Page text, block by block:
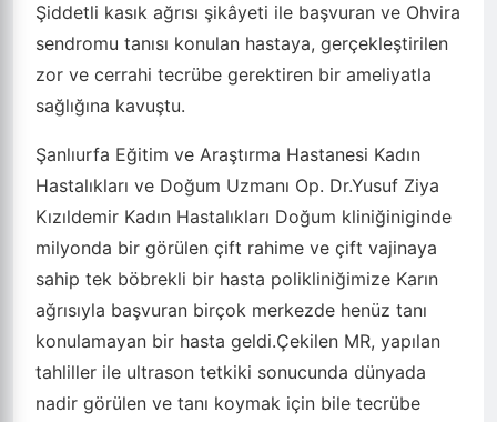
Şiddetli kasık ağrısı şikâyeti ile başvuran ve Ohvira
sendromu tanısı konulan hastaya, gerçekleştirilen
zor ve cerrahi tecrübe gerektiren bir ameliyatla
sağlığına kavuştu.
Şanlıurfa Eğitim ve Araştırma Hastanesi Kadın
Hastalıkları ve Doğum Uzmanı Op. Dr.Yusuf Ziya
Kızıldemir Kadın Hastalıkları Doğum kliniğiniginde
milyonda bir görülen çift rahime ve çift vajinaya
sahip tek böbrekli bir hasta polikliniğimize Karın
ağrısıyla başvuran birçok merkezde henüz tanı
konulamayan bir hasta geldi.Çekilen MR, yapılan
tahliller ile ultrason tetkiki sonucunda dünyada
nadir görülen ve tanı koymak için bile tecrübe